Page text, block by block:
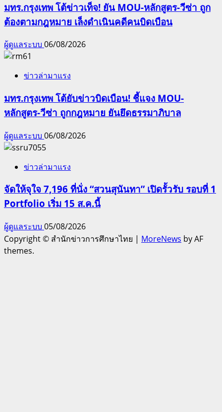
มทร.กรุงเทพ โต้ข่าวเท็จ! ยัน MOU-หลักสูตร-วีซ่า ถูก
ต้องตามกฎหมาย เล็งดำเนินคดีคนบิดเบือน
ผู้ดูแลระบบ 06/08/2026
ข่าวล่ามาแรง
มทร.กรุงเทพ โต้ยับข่าวบิดเบือน! ชี้แจง MOU-
หลักสูตร-วีซ่า ถูกกฎหมาย ยันยึดธรรมาภิบาล
ผู้ดูแลระบบ 06/08/2026
ข่าวล่ามาแรง
จัดให้จุใจ 7,196 ที่นั่ง “สวนสุนันทา” เปิดรั้วรับ รอบที่ 1
Portfolio เริ่ม 15 ส.ค.นี้
ผู้ดูแลระบบ 05/08/2026
Copyright © สำนักข่าวการศึกษาไทย | MoreNews by AF
themes.